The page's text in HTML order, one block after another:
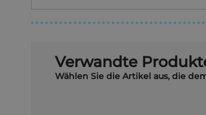
Verwandte
Wählen Sie die Artikel aus, die